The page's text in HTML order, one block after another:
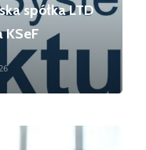
spółka LTD
KSeF